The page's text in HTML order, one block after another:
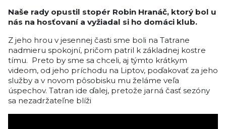
Naše rady opustil stopér Robin Hranáč, ktorý bol u
nás na hosťovaní a vyžiadal si ho domáci klub.
Z jeho hrou v jesennej časti sme boli na Tatrane
nadmieru spokojní, pričom patril k základnej kostre
tímu. Preto by sme sa chceli, aj týmto krátkym
videom, od jeho príchodu na Liptov, poďakovať za jeho
služby a v novom pôsobisku mu želáme veľa
úspechov. Tatran ide ďalej, pretože jarná časť sezóny
sa nezadržateľne blíži